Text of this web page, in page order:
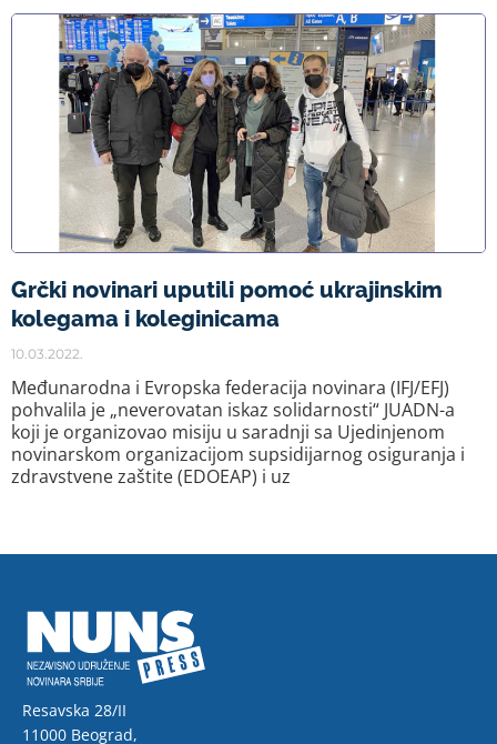
Grčki novinari uputili pomoć ukrajinskim
kolegama i koleginicama
10.03.2022.
Međunarodna i Evropska federacija novinara (IFJ/EFJ)
pohvalila je „neverovatan iskaz solidarnosti“ JUADN-a
koji je organizovao misiju u saradnji sa Ujedinjenom
novinarskom organizacijom supsidijarnog osiguranja i
zdravstvene zaštite (EDOEAP) i uz
Resavska 28/II
11000 Beograd,